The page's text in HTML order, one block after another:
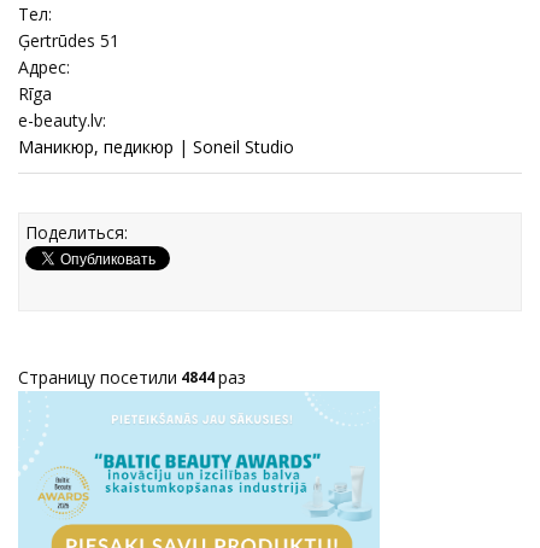
Тел:
Ģertrūdes 51
Адрес:
Rīga
e-beauty.lv:
Маникюр, педикюр | Soneil Studio
Поделиться:
Страницу посетили 4844раз